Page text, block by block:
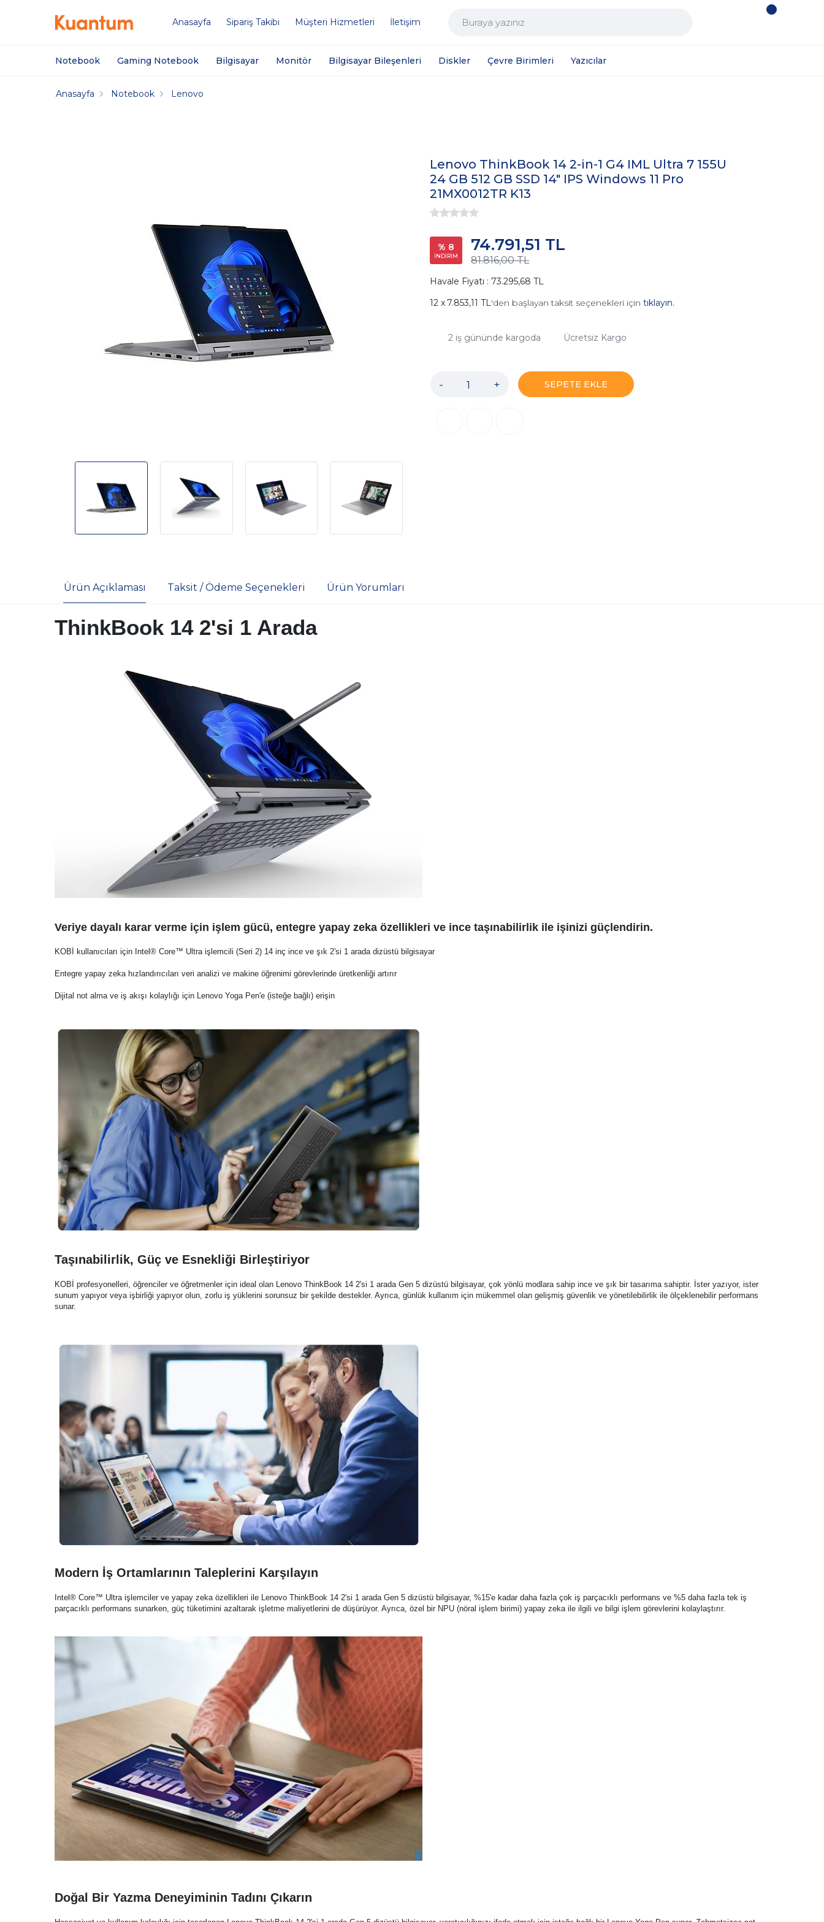
Anasayfa Sipariş Takibi Müşteri Hizmetleri İletişim
Notebook Gaming Notebook Bilgisayar Monitör Bilgisayar Bileşenleri Diskler Çevre Birimleri Yazıcılar
Anasayfa Notebook Lenovo
Lenovo ThinkBook 14 2-in-1 G4 IML Ultra 7 155U
24 GB 512 GB SSD 14" IPS Windows 11 Pro
21MX0012TR K13
% 8
İNDİRİM 81.816,00 TL
74.791,51 TL
Havale Fiyatı : 73.295,68 TL
7.853,11 TL 'den başlayan taksit seçenekleri için tıklayın.
2iş gününde kargoda Ücretsiz Kargo
- + SEPETE EKLE
Ürün Açıklaması Taksit / Ödeme Seçenekleri Ürün Yorumları
ThinkBook 14 2'si 1 Arada
Veriye dayalı karar verme için işlem gücü, entegre yapay zeka özellikleri ve ince taşınabilirlik ile işinizi güçlendirin.
KOBİ kullanıcıları için Intel® Core™ Ultra işlemcili (Seri 2) 14 inç ince ve şık 2'si 1 arada dizüstü bilgisayar
Entegre yapay zeka hızlandırıcıları veri analizi ve makine öğrenimi görevlerinde üretkenliği artırır
Dijital not alma ve iş akışı kolaylığı için Lenovo Yoga Pen'e (isteğe bağlı) erişin
Taşınabilirlik, Güç ve Esnekliği Birleştiriyor
KOBİ profesyonelleri, öğrenciler ve öğretmenler için ideal olan Lenovo ThinkBook 14 2'si 1 arada Gen 5 dizüstü bilgisayar, çok yönlü modlara sahip ince ve şık bir tasarıma sahiptir. İster yazıyor, ister
sunum yapıyor veya işbirliği yapıyor olun, zorlu iş yüklerini sorunsuz bir şekilde destekler. Ayrıca, günlük kullanım için mükemmel olan gelişmiş güvenlik ve yönetilebilirlik ile ölçeklenebilir performans
sunar.
Modern İş Ortamlarının Taleplerini Karşılayın
Intel® Core™ Ultra işlemciler ve yapay zeka özellikleri ile Lenovo ThinkBook 14 2'si 1 arada Gen 5 dizüstü bilgisayar, %15'e kadar daha fazla çok iş parçacıklı performans ve %5 daha fazla tek iş
parçacıklı performans sunarken, güç tüketimini azaltarak işletme maliyetlerini de düşürüyor. Ayrıca, özel bir NPU (nöral işlem birimi) yapay zeka ile ilgili ve bilgi işlem görevlerini kolaylaştırır.
Doğal Bir Yazma Deneyiminin Tadını Çıkarın